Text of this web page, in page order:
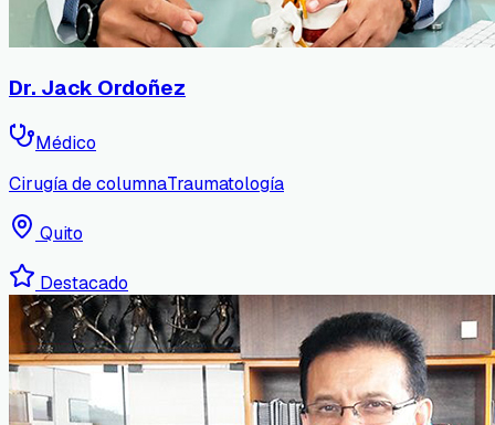
Dr. Jack Ordoñez
Médico
Cirugía de columnaTraumatología
Quito
Destacado